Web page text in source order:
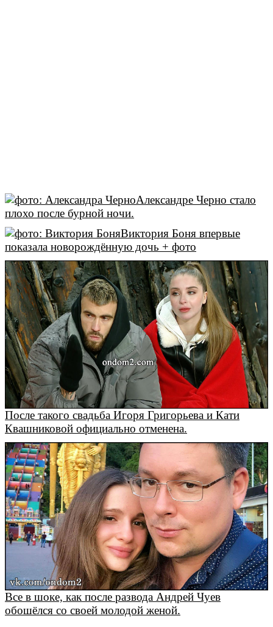
Александре Черно стало
плохо после бурной ночи.
Виктория Боня впервые
показала новорождённую дочь + фото
После такого свадьба Игоря Григорьева и Кати
Квашниковой официально отменена.
Все в шоке, как после развода Андрей Чуев
обошёлся со своей молодой женой.